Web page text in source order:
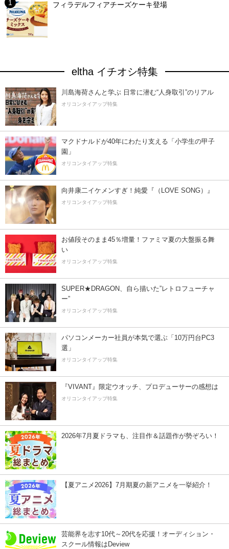
フィラデルフィアチーズケーキ登場
eltha イチオシ特集
川島海荷さんと学ぶ 日常に潜む“人身取引”のリアル
オリコンタイアップ特集
マクドナルドが40年にわたり支える「小学生の甲子
園」
オリコンタイアップ特集
向井康二イケメンすぎ！純愛『（LOVE SONG）』
オリコンタイアップ特集
お値段そのまま45％増量！ファミマ夏の大盤振る舞
い
オリコンタイアップ特集
SUPER★DRAGON、自ら描いた”レトロフューチャ
ー”
オリコンタイアップ特集
パソコンメーカー社員が本気で選ぶ「10万円台PC3
選」
オリコンタイアップ特集
『VIVANT』限定ウオッチ、プロデューサーの感想は
オリコンタイアップ特集
2026年7月夏ドラマも、注目作＆話題作が勢ぞろい！
【夏アニメ2026】7月期夏の新アニメを一挙紹介！
芸能界を志す10代～20代を応援！オーディション・
スクール情報はDeview